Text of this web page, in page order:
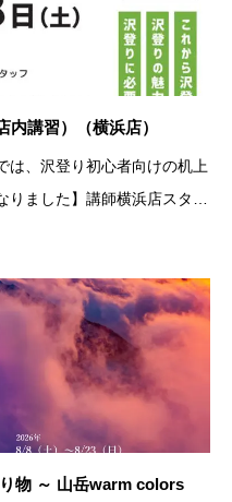
内講習）（横浜店）
は、沢登り初心者向けの机上
ました】講師横浜店スタッ
物 ～ 山岳warm colors